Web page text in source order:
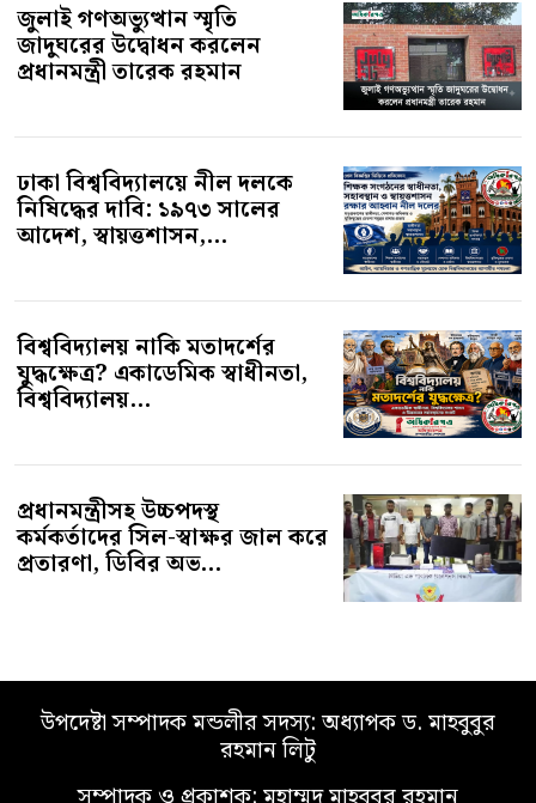
জুলাই গণঅভ্যুত্থান স্মৃতি
জাদুঘরের উদ্বোধন করলেন
প্রধানমন্ত্রী তারেক রহমান
ঢাকা বিশ্ববিদ্যালয়ে নীল দলকে
নিষিদ্ধের দাবি: ১৯৭৩ সালের
আদেশ, স্বায়ত্তশাসন,...
বিশ্ববিদ্যালয় নাকি মতাদর্শের
যুদ্ধক্ষেত্র? একাডেমিক স্বাধীনতা,
বিশ্ববিদ্যালয়...
প্রধানমন্ত্রীসহ উচ্চপদস্থ
কর্মকর্তাদের সিল-স্বাক্ষর জাল করে
প্রতারণা, ডিবির অভ...
উপদেষ্টা সম্পাদক মন্ডলীর সদস্য: অধ্যাপক ড. মাহবুবুর
রহমান লিটু